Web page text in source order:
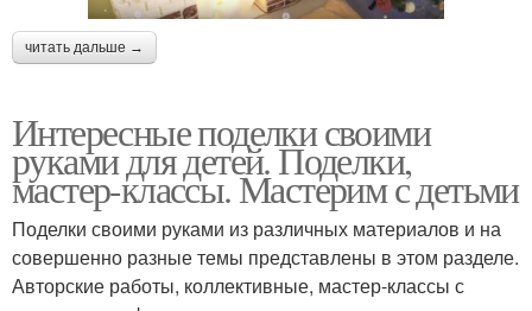
читать дальше →
Интересные поделки своими
руками для детей. Поделки,
мастер-классы. Мастерим с детьми
Поделки своими руками из различных материалов и на
совершенно разные темы представлены в этом разделе.
Авторские работы, коллективные, мастер-классы с